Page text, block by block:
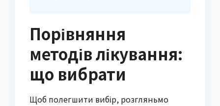
Порівняння
методів лікування:
що вибрати
Щоб полегшити вибір, розгляньмо